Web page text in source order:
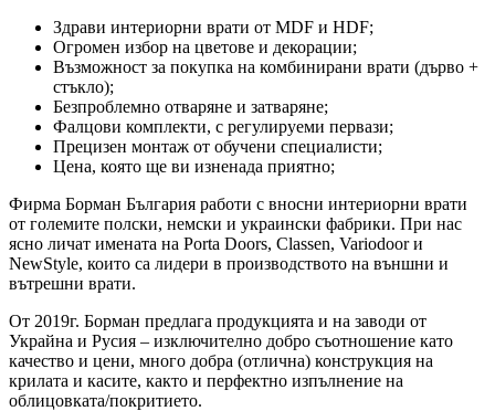
Здрави интериорни врати от MDF и HDF;
Огромен избор на цветове и декорации;
Възможност за покупка на комбинирани врати (дърво +
стъкло);
Безпроблемно отваряне и затваряне;
Фалцови комплекти, с регулируеми первази;
Прецизен монтаж от обучени специалисти;
Цена, която ще ви изненада приятно;
Фирма Борман България работи с вносни интериорни врати
от големите полски, немски и украински фабрики. При нас
ясно личат имената на Porta Doors, Classen, Variodoor и
NewStyle, които са лидери в производството на външни и
вътрешни врати.
От 2019г. Борман предлага продукцията и на заводи от
Украйна и Русия – изключително добро съотношение като
качество и цени, много добра (отлична) конструкция на
крилата и касите, както и перфектно изпълнение на
облицовката/покритието.